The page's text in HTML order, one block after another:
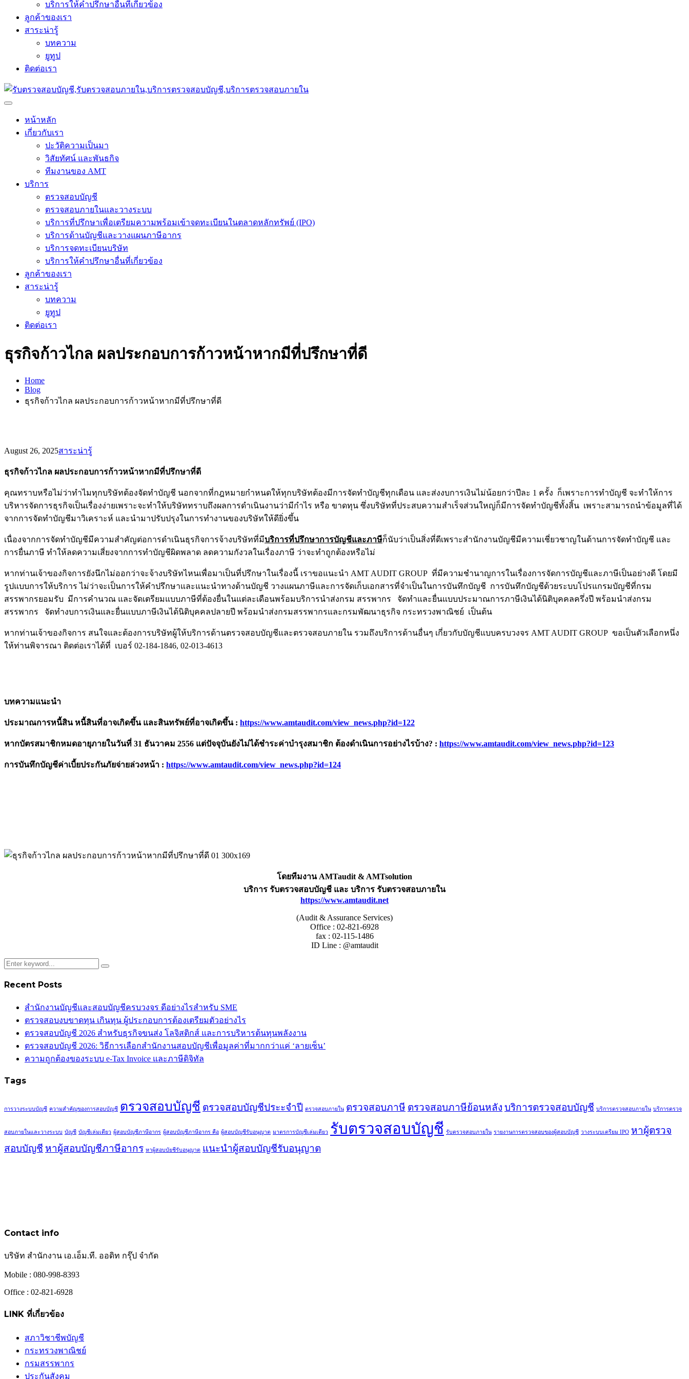
บริการให้คำปรึกษาอื่นที่เกี่ยวข้อง
ลูกค้าของเรา
สาระน่ารู้
บทความ
ยูทูป
ติดต่อเรา
หน้าหลัก
เกี่ยวกับเรา
ปะวัติความเป็นมา
วิสัยทัศน์ และพันธกิจ
ทีมงานของ AMT
บริการ
ตรวจสอบบัญชี
ตรวจสอบภายในและวางระบบ
บริการที่ปรึกษาเพื่อเตรียมความพร้อมเข้าจดทะเบียนในตลาดหลักทรัพย์ (IPO)
บริการด้านบัญชีและวางแผนภาษีอากร
บริการจดทะเบียนบริษัท
บริการให้คำปรึกษาอื่นที่เกี่ยวข้อง
ลูกค้าของเรา
สาระน่ารู้
บทความ
ยูทูป
ติดต่อเรา
ธุรกิจก้าวไกล ผลประกอบการก้าวหน้าหากมีที่ปรึกษาที่ดี
Home
Blog
ธุรกิจก้าวไกล ผลประกอบการก้าวหน้าหากมีที่ปรึกษาที่ดี
August 26, 2025สาระน่ารู้
ธุรกิจก้าวไกล ผลประกอบการก้าวหน้าหากมีที่ปรึกษาที่ดี
คุณทราบหรือไม่ว่าทำไมทุกบริษัทต้องจัดทำบัญชี นอกจากที่กฎหมายกำหนดให้ทุกบริษัทต้องมีการจัดทำบัญชีทุกเดือน และส่งงบการเงินไม่น้อยกว่าปีละ 1 ครั้ง ก็เพราะการทำบัญชี จะทำให้การ
บริหารจัดการธุรกิจเป็นเรื่องง่ายเพราะจะทำให้บริษัททราบถึงผลการดำเนินงานว่ามีกำไร หรือ ขาดทุน ซึ่งบริษัทที่ประสบความสำเร็จส่วนใหญ่ก็มีการจัดทำบัญชีทั้งสิ้น เพราะสามารถนำข้อมูลที่ได้
จากการจัดทำบัญชีมาวิเคราะห์ และนำมาปรับปรุงในการทำงานของบริษัทให้ดียิ่งขึ้น
เนื่องจากการจัดทำบัญชีมีความสำคัญต่อการดำเนินธุรกิจการจ้างบริษัทที่มีบริการที่ปรึกษาการบัญชีและภาษีก็นับว่าเป็นสิ่งที่ดีเพราะสำนักงานบัญชีมีความเชี่ยวชาญในด้านการจัดทำบัญชี และ
การยื่นภาษี ทำให้ลดความเสี่ยงจากการทำบัญชีผิดพลาด ลดความกังวลในเรื่องภาษี ว่าจะทำถูกต้องหรือไม่
หากท่านเจ้าของกิจการยังนึกไม่ออกว่าจะจ้างบริษัทไหนเพื่อมาเป็นที่ปรึกษาในเรื่องนี้ เราขอแนะนำ AMT AUDIT GROUP ที่มีความชำนาญการในเรื่องการจัดการบัญชีและภาษีเป็นอย่างดี โดยมี
รูปแบบการให้บริการ ไม่ว่าจะเป็นการให้คำปรึกษาและแนะนำทางด้านบัญชี วางแผนภาษีและการจัดเก็บเอกสารที่จำเป็นในการบันทึกบัญชี การบันทึกบัญชีด้วยระบบโปรแกรมบัญชีที่กรม
สรรพากรยอมรับ มีการคำนวณ และจัดเตรียมแบบภาษีที่ต้องยื่นในแต่ละเดือนพร้อมบริการนำส่งกรม สรรพากร จัดทำและยื่นแบบประมาณการภาษีเงินได้นิติบุคคลครึ่งปี พร้อมนำส่งกรม
สรรพากร จัดทำงบการเงินและยื่นแบบภาษีเงินได้นิติบุคคลปลายปี พร้อมนำส่งกรมสรรพากรและกรมพัฒนาธุรกิจ กระทรวงพาณิชย์ เป็นต้น
หากท่านเจ้าของกิจการ สนใจและต้องการบริษัทผู้ให้บริการด้านตรวจสอบบัญชีและตรวจสอบภายใน รวมถึงบริการด้านอื่นๆ เกี่ยวกับบัญชีแบบครบวงจร AMT AUDIT GROUP ขอเป็นตัวเลือกหนึ่ง
ให้ท่านพิจารณา ติดต่อเราได้ที่ เบอร์ 02-184-1846, 02-013-4613
บทความแนะนำ
ประมาณการหนี้สิน หนี้สินที่อาจเกิดขึ้น และสินทรัพย์ที่อาจเกิดขึ้น: https://www.amtaudit.com/view_news.php?id=122
หากบัตรสมาชิกหมดอายุภายในวันที่ 31 ธันวาคม 2556 แต่ปัจจุบันยังไม่ได้ชำระค่าบำรุงสมาชิก ต้องดำเนินการอย่างไรบ้าง? : https://www.amtaudit.com/view_news.php?id=123
การบันทึกบัญชีค่าเบี้ยประกันภัยจ่ายล่วงหน้า : https://www.amtaudit.com/view_news.php?id=124
โดยทีมงาน AMTaudit & AMTsolution
บริการ รับตรวจสอบบัญชี และ บริการ รับตรวจสอบภายใน
https://www.amtaudit.net
(Audit & Assurance Services)
Office : 02-821-6928
fax : 02-115-1486
ID Line : @amtaudit
Recent Posts
สำนักงานบัญชีและสอบบัญชีครบวงจร ดีอย่างไรสำหรับ SME
ตรวจสอบงบขาดทุน เกินทุน ผู้ประกอบการต้องเตรียมตัวอย่างไร
ตรวจสอบบัญชี 2026 สำหรับธุรกิจขนส่ง โลจิสติกส์ และการบริหารต้นทุนพลังงาน
ตรวจสอบบัญชี 2026: วิธีการเลือกสำนักงานสอบบัญชีเพื่อมูลค่าที่มากกว่าแค่ ‘ลายเซ็น’
ความถูกต้องของระบบ e-Tax Invoice และภาษีดิจิทัล
Tags
การวางระบบบัญชี ความสำคัญของการสอบบัญชี ตรวจสอบบัญชี ตรวจสอบบัญชีประะจำปี ตรวจสอบภายใน ตรวจสอบภาษี ตรวจสอบภาษีย้อนหลัง บริการตรวจสอบบัญชี บริการตรวจสอบภายใน บริการตรวจ
สอบภายในและวางระบบ บัญชี บัญชีเล่มเดียว ผู้สอบบัญชีภาษีอากร ผู้สอบบัญชีภาษีอากร คือ ผู้สอบบัญชีรับอนุญาต มาตรการบัญชีเล่มเดียว รับตรวจสอบบัญชี รับตรวจสอบภายใน รายงานการตรวจสอบของผู้สอบบัญชี วางระบบเตรียม IPO หาผู้ตรวจ
สอบบัญชี หาผู้สอบบัญชีภาษีอากร หาผู้สอบบัยชีรับอนุญาต แนะนำผู้สอบบัญชีรับอนุญาต
Contact info
บริษัท สำนักงาน เอ.เอ็ม.ที. ออดิท กรุ๊ป จำกัด
Mobile : 080-998-8393
Office : 02-821-6928
LINK ที่เกี่ยวข้อง
สภาวิชาชีพบัญชี
กระทรวงพาณิชย์
กรมสรรพากร
ประกันสังคม